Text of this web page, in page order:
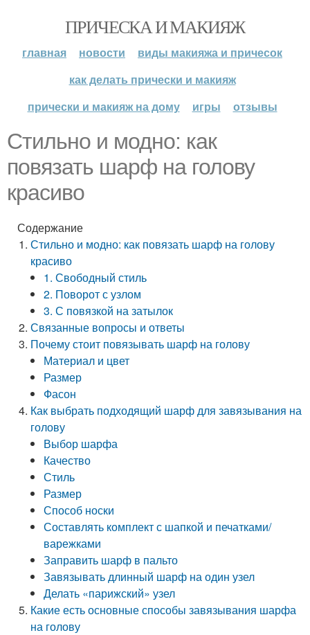
ПРИЧЕСКА И МАКИЯЖ
главная новости
виды макияжа и причесок
как делать прически и макияж
прически и макияж на дому
игры отзывы
Стильно и модно: как
повязать шарф на голову
красиво
Содержание
Стильно и модно: как повязать шарф на голову
красиво
1. Свободный стиль
2. Поворот с узлом
3. С повязкой на затылок
Связанные вопросы и ответы
Почему стоит повязывать шарф на голову
Материал и цвет
Размер
Фасон
Как выбрать подходящий шарф для завязывания на
голову
Выбор шарфа
Качество
Стиль
Размер
Способ носки
Составлять комплект с шапкой и печатками/
варежками
Заправить шарф в пальто
Завязывать длинный шарф на один узел
Делать «парижский» узел
Какие есть основные способы завязывания шарфа
на голову